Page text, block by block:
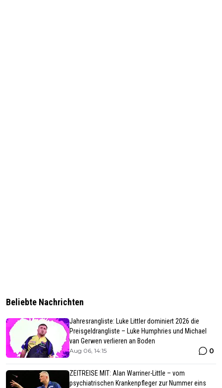
Beliebte Nachrichten
Jahresrangliste: Luke Littler dominiert 2026 die
Preisgeldrangliste – Luke Humphries und Michael
van Gerwen verlieren an Boden
Aug 06, 14:15 0
ZEITREISE MIT: Alan Warriner-Little – vom
psychiatrischen Krankenpfleger zur Nummer eins